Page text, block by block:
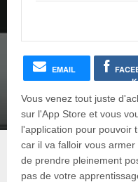
EMAIL
K
Vous venez tout juste
sur l'App Store et vous
l'application pour pouvoir
car il va falloir vous
de prendre pleinement
pas de votre